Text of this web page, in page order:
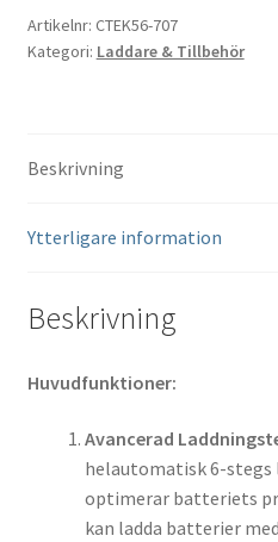
mängd
Artikelnr: CTEK56-707
Kategori: Laddare & Tillbehör
Beskrivning
Ytterligare information
Beskrivning
Huvudfunktioner:
Avancerad
helautomatisk 6-stegs
optimerar batteriets
kan ladda batterier